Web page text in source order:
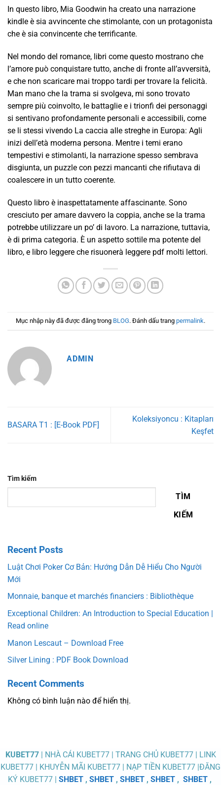
In questo libro, Mia Goodwin ha creato una narrazione
kindle è sia avvincente che stimolante, con un protagonista
che è sia convincente che terrificante.
Nel mondo del romance, libri come questo mostrano che
l’amore può conquistare tutto, anche di fronte all’avversità,
e che non scaricare mai troppo tardi per trovare la felicità.
Man mano che la trama si svolgeva, mi sono trovato
sempre più coinvolto, le battaglie e i trionfi dei personaggi
si sentivano profondamente personali e accessibili, come
se li stessi vivendo La caccia alle streghe in Europa: Agli
inizi dell’età moderna persona. Mentre i temi erano
tempestivi e stimolanti, la narrazione spesso sembrava
disgiunta, un puzzle con pezzi mancanti che rifiutava di
coalescere in un tutto coerente.
Questo libro è inaspettatamente affascinante. Sono
cresciuto per amare davvero la coppia, anche se la trama
potrebbe utilizzare un po’ di lavoro. La narrazione, tuttavia,
è di prima categoria. È un aspetto sottile ma potente del
libro, e libro leggere che risuonerà leggere pdf molti lettori.
Mục nhập này đã được đăng trong BLOG. Đánh dấu trang permalink.
ADMIN
BASARA T1 : [E-Book PDF]
Koleksiyoncu : Kitapları
Keşfet
Tìm kiếm
TÌM
KIẾM
Recent Posts
Luật Chơi Poker Cơ Bản: Hướng Dẫn Dễ Hiểu Cho Người
Mới
Monnaie, banque et marchés financiers : Bibliothèque
Exceptional Children: An Introduction to Special Education |
Read online
Manon Lescaut – Download Free
Silver Lining : PDF Book Download
Recent Comments
Không có bình luận nào để hiển thị.
KUBET77| NHÀ CÁI KUBET77 | TRANG CHỦ KUBET77 | LINK
KUBET77 | KHUYỄN MÃI KUBET77 | NẠP TIỀN KUBET77 |ĐĂNG
KÝ KUBET77 | SHBET, SHBET, SHBET, SHBET, SHBET,